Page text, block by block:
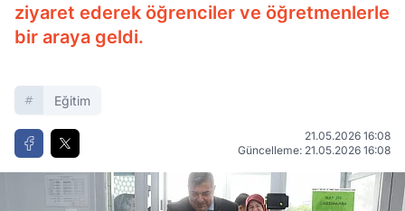
ziyaret ederek öğrenciler ve öğretmenlerle
bir araya geldi.
Eğitim
21.05.2026 16:08
Güncelleme: 21.05.2026 16:08